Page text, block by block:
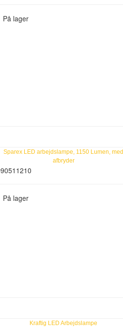
På lager
Sparex LED arbejdslampe, 1150 Lumen, med
afbryder
På lager
Kraftig LED Arbejdslampe